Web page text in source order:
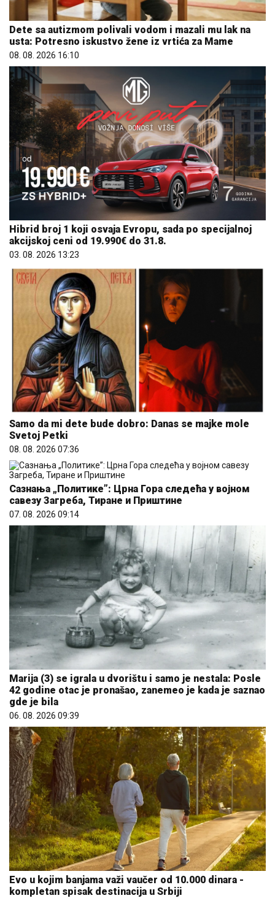
Dete sa autizmom polivali vodom i mazali mu lak na
usta: Potresno iskustvo žene iz vrtića za Mame
08. 08. 2026 16:10
Hibrid broj 1 koji osvaja Evropu, sada po specijalnoj
akcijskoj ceni od 19.990€ do 31.8.
03. 08. 2026 13:23
Samo da mi dete bude dobro: Danas se majke mole
Svetoj Petki
08. 08. 2026 07:36
Сазнања „Политике”: Црна Гора следећа у војном
савезу Загреба, Тиране и Приштине
07. 08. 2026 09:14
Marija (3) se igrala u dvorištu i samo je nestala: Posle
42 godine otac je pronašao, zanemeo je kada je saznao
gde je bila
06. 08. 2026 09:39
Evo u kojim banjama važi vaučer od 10.000 dinara -
kompletan spisak destinacija u Srbiji